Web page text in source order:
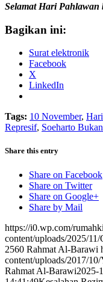
Selamat Hari Pahlawan
Bagikan ini:
Surat elektronik
Facebook
X
LinkedIn
Tags: 10 November,
Represif, Soeharto
Share this entry
Share on Facebook
Share on Twitter
Share on Google+
Share by Mail
https://i0.wp.com/
content/uploads/2025/
2560 Rahmat Al-Barawi
content/uploads/2017/
Rahmat Al-Barawi2025-